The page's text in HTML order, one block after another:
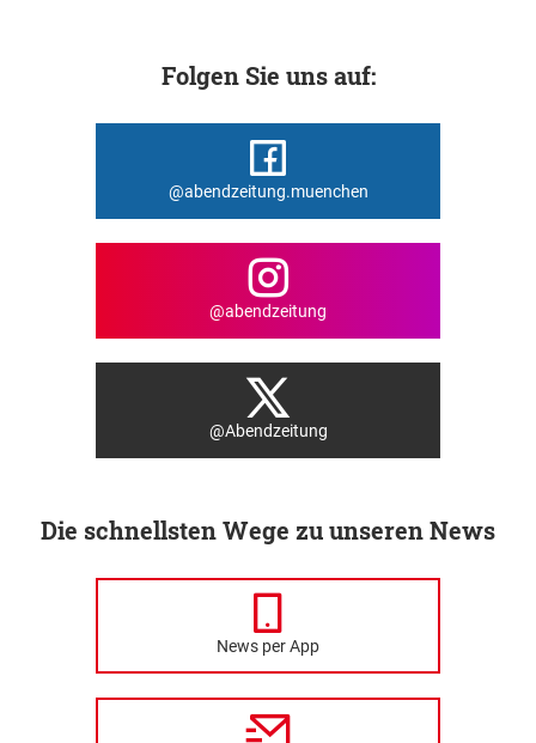
Folgen Sie uns auf:
@abendzeitung.muenchen
@abendzeitung
@Abendzeitung
Die schnellsten Wege zu unseren News
News per App